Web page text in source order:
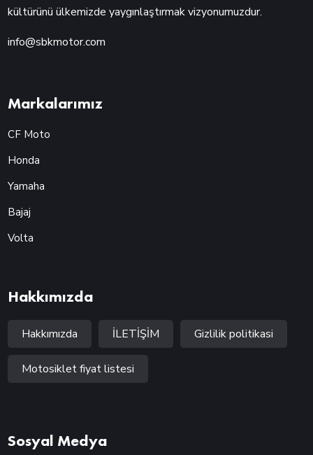
kültürünü ülkemizde yaygınlaştırmak vizyonumuzdur.
info@sbkmotor.com
Markalarımız
CF Moto
Honda
Yamaha
Bajaj
Volta
Hakkımızda
Hakkımızda İLETİŞİM Gizlilik politikasi
Motosiklet fiyat listesi
Sosyal Medya